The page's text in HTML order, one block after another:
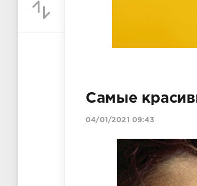
Самые
04/01/2021 09:43